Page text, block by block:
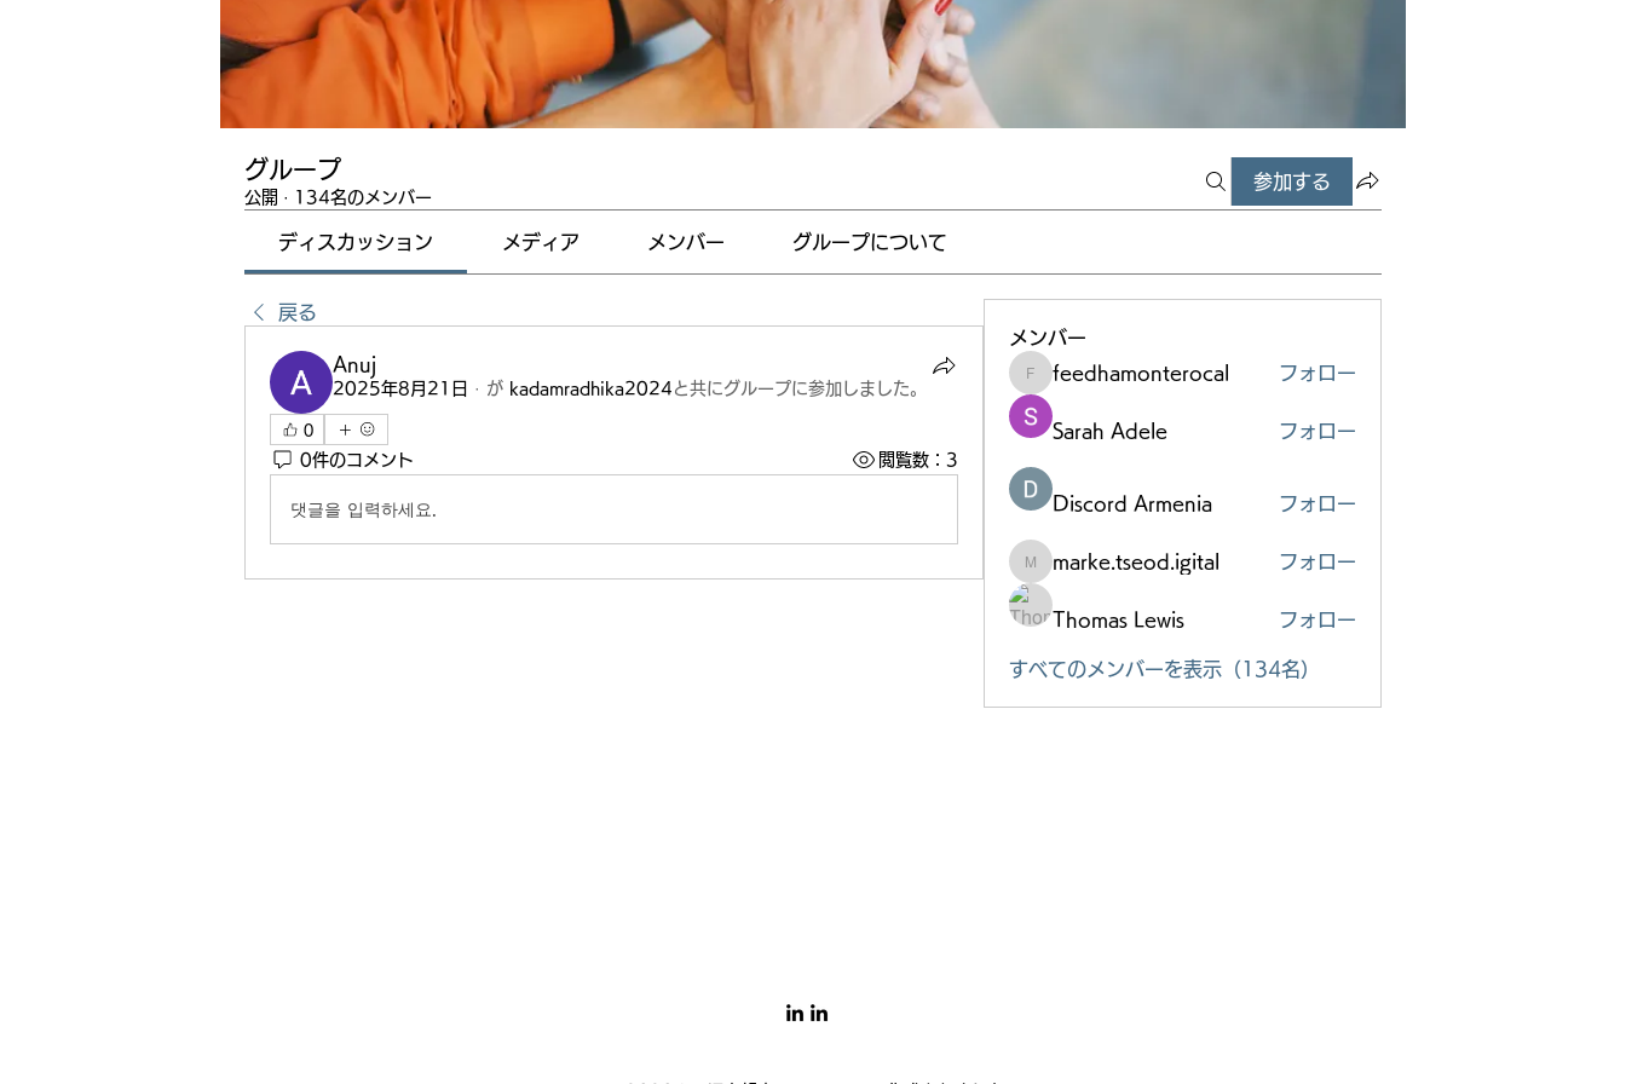
グループ
公開 · 134名のメンバー
参加する
ディスカッション メディア メンバー グループについて
戻る
Anuj
2025年8月21日 · が kadamradhika2024 と共にグループに参加しました。
0
0件のコメント 閲覧数：3
댓글을 입력하세요.
メンバー
feedhamonterocal
feedhamonterocal フォロー
Sarah Adele フォロー
Discord Armenia フォロー
marke.tseod.igital
marke.tseod.igital フォロー
Thomas Lewis フォロー
すべてのメンバーを表示（134名）